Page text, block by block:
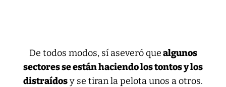
De todos modos, sí aseveró quealgunos
sectores se están haciendo los tontos y los
distraídosy se tiran la pelota unos a otros.